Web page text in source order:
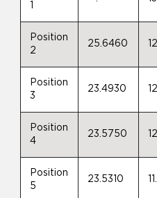
Position
2
25.6460
Position
3
23.4930
Position
4
23.5750
Position
5
23.5310